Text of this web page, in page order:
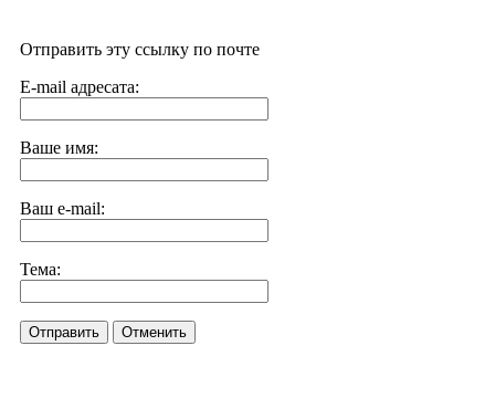
Отправить эту ссылку по почте
E-mail адресата:
Ваше имя:
Ваш e-mail:
Тема:
Отправить Отменить